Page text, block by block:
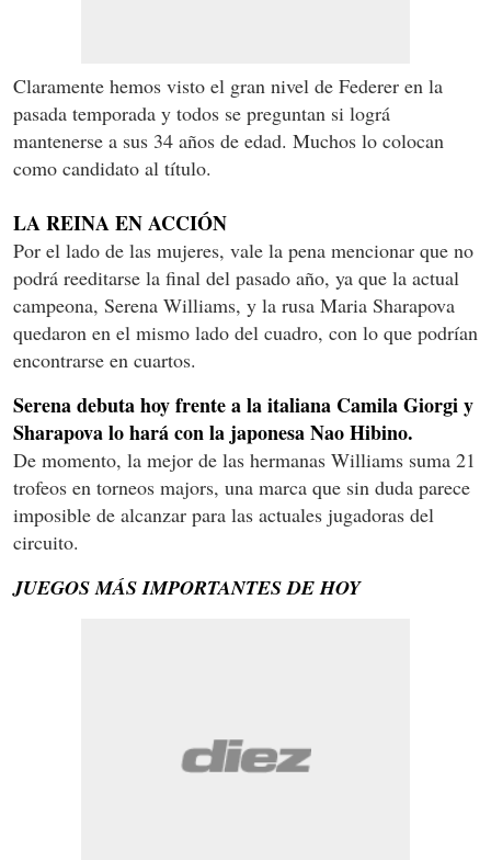
Claramente hemos visto el gran nivel de Federer en la
pasada temporada y todos se preguntan si lográ
mantenerse a sus 34 años de edad. Muchos lo colocan
como candidato al título.
LA REINA EN ACCIÓN
Por el lado de las mujeres, vale la pena mencionar que no
podrá reeditarse la final del pasado año, ya que la actual
campeona, Serena Williams, y la rusa Maria Sharapova
quedaron en el mismo lado del cuadro, con lo que podrían
encontrarse en cuartos.
Serena debuta hoy frente a la italiana Camila Giorgi y
Sharapova lo hará con la japonesa Nao Hibino.
De momento, la mejor de las hermanas Williams suma 21
trofeos en torneos majors, una marca que sin duda parece
imposible de alcanzar para las actuales jugadoras del
circuito.
JUEGOS MÁS IMPORTANTES DE HOY